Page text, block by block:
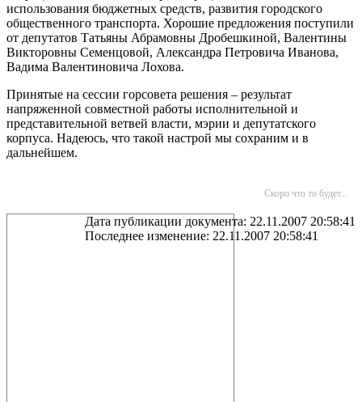
использования бюджетных средств, развития городского
общественного транспорта. Хорошие предложения поступили
от депутатов Татьяны Абрамовны Дробешкиной, Валентины
Викторовны Семенцовой, Александра Петровича Иванова,
Вадима Валентиновича Лохова.
Принятые на сессии горсовета решения – результат
напряженной совместной работы исполнительной и
представительной ветвей власти, мэрии и депутатского
корпуса. Надеюсь, что такой настрой мы сохраним и в
дальнейшем.
Скоро что то будет...
Дата публикации документа: 22.11.2007 20:58:41
Последнее изменение: 22.11.2007 20:58:41